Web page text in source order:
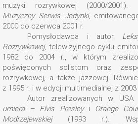
muzyki rozrywkowej (2000/2001).
Muzyczny Serwis Jedynki,
2000 do czerwca 2001 r.
Pomysłodawca i autor
Rozrywkowej, telewizyjnego cyklu
1982 do 2004 r., w którym
poświęconych solistom oraz
rozrywkowej, a także jazzowej.
z 1995 r. i w edycji multimedialnej z 2003
Autor zrealizowanych w USA
umiera – Elvis Presleyi
Orange
Modrzejewskiej(1993 r.).